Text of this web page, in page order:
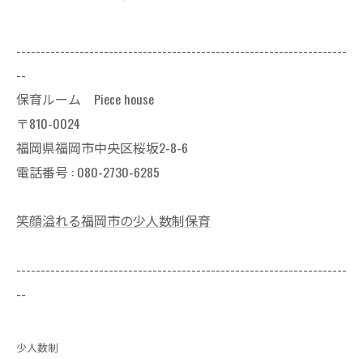
--------------------------------------------------------------------
--
保育ルーム Piece house
〒810-0024
福岡県福岡市中央区桜坂2-8-6
電話番号 : 080-2730-6285
笑顔溢れる福岡市の少人数制保育
--------------------------------------------------------------------
--
少人数制